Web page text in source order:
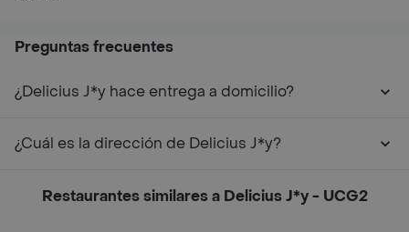
Preguntas frecuentes
¿Delicius J*y hace entrega a domicilio?
¿Cuál es la dirección de Delicius J*y?
Restaurantes similares a Delicius J*y - UCG2